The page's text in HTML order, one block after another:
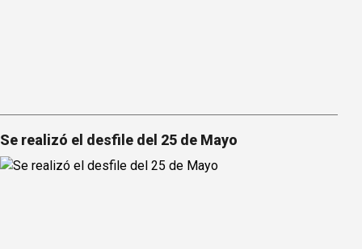
Se realizó el desfile del 25 de Mayo